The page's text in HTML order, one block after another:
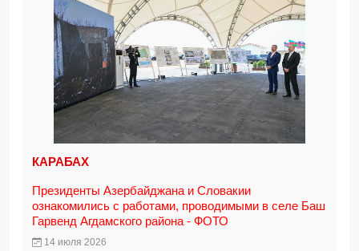
КАРАБАХ
Президенты Азербайджана и Словакии
ознакомились с работами, проводимыми в селе Баш
Гарвенд Агдамского района - ФОТО
14 июля 2026